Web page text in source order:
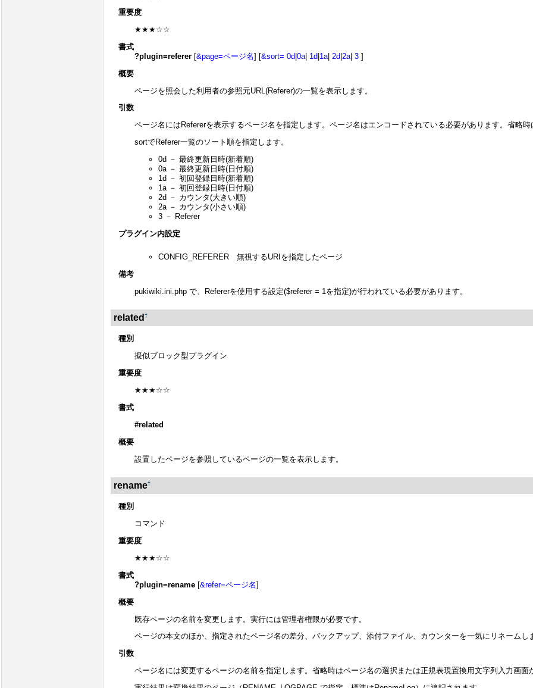
重要度
★★★☆☆
書式
?plugin=referer [&page=ページ名] [&sort= 0d|0a| 1d|1a| 2d|2a| 3 ]
概要
ページを照会した利用者の参照元URL(Referer)の一覧を表示します。
引数
ページ名にはRefererを表示するページ名を指定します。ページ名はエンコードされている必要があります。省略
sortでReferer一覧のソート順を指定します。
0d － 最終更新日時(新着順)
0a － 最終更新日時(日付順)
1d － 初回登録日時(新着順)
1a － 初回登録日時(日付順)
2d － カウンタ(大きい順)
2a － カウンタ(小さい順)
3 － Referer
プラグイン内設定
CONFIG_REFERER 無視するURIを指定したページ
備考
pukiwiki.ini.php で、Refererを使用する設定($referer = 1を指定)が行われている必要があります。
related †
種別
擬似ブロック型プラグイン
重要度
★★★☆☆
書式
#related
概要
設置したページを参照しているページの一覧を表示します。
rename†
種別
コマンド
重要度
★★★☆☆
書式
?plugin=rename [&refer=ページ名]
概要
既存ページの名前を変更します。実行には管理者権限が必要です。
ページの本文のほか、指定されたページ名の差分、バックアップ、添付ファイル、カウンターを一気にリネームし
引数
ページ名には変更するページの名前を指定します。省略時はページ名の選択または正規表現置換用文字列入力画面